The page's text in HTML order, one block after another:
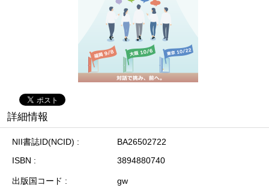
詳細情報
NII書誌ID(NCID)
BA26502722
ISBN
3894880740
出版国コード
gw